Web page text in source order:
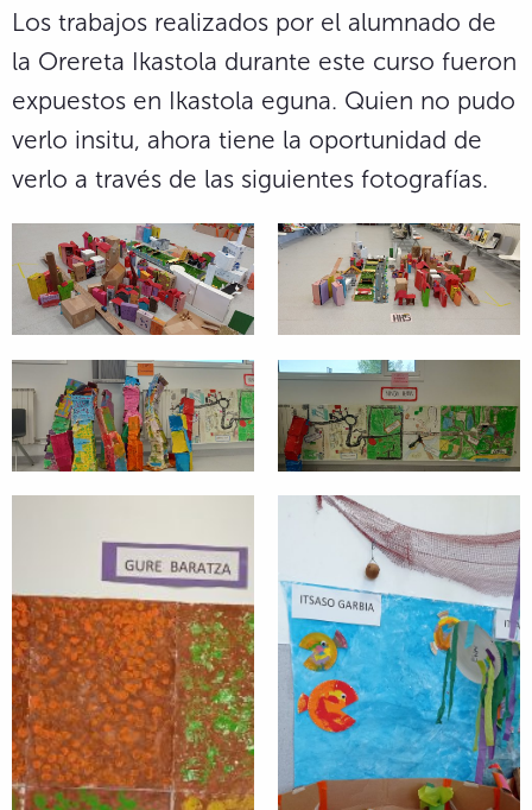
Los trabajos realizados por el alumnado de
la Orereta Ikastola durante este curso fueron
expuestos en Ikastola eguna. Quien no pudo
verlo insitu, ahora tiene la oportunidad de
verlo a través de las siguientes fotografías.